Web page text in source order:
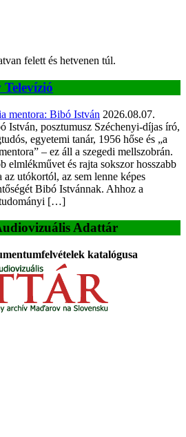
felett és hetvenen túl.
mentora: Bibó István 2026.08.07.
István, posztumusz Széchenyi-díjas író,
egyetemi tanár, 1956 hőse és „a
– ez áll a szegedi mellszobrán.
elmlékművet és rajta sokszor hosszabb
utókortól, az sem lenne képes
Bibó Istvánnak. Ahhoz a
[…]
Adattár
katalógusa